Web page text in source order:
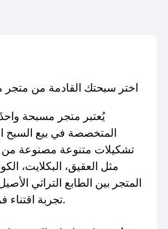
اختر سبحتك القادمة من
يُعتبر متجر مسبحة
المتخصصة في بيع السبح
تشكيلات متنوعة مصنوعة من
مثل العقيق، البكلايت،
المتجر بين الطابع التراثي
تجربة اقتناء فريدة تعبر عن الذوق والرقي.